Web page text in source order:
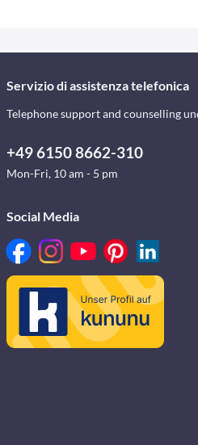
Servizio di assistenza telefonica
Telephone support and counselling
+49 6150 8662-310
Mon-Fri, 10 am - 5 pm
Social Media